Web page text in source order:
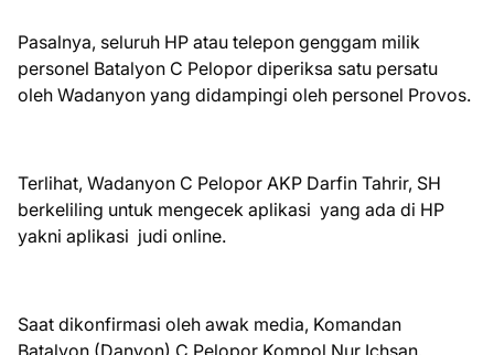
Pasalnya, seluruh HP atau telepon genggam milik
personel Batalyon C Pelopor diperiksa satu persatu
oleh Wadanyon yang didampingi oleh personel Provos.
Terlihat, Wadanyon C Pelopor AKP Darfin Tahrir, SH
berkeliling untuk mengecek aplikasi yang ada di HP
yakni aplikasi judi online.
Saat dikonfirmasi oleh awak media, Komandan